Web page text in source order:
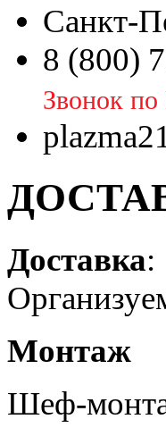
Санкт-
8 (800)
Звонок по
Доставка:
Монтаж
Шеф-